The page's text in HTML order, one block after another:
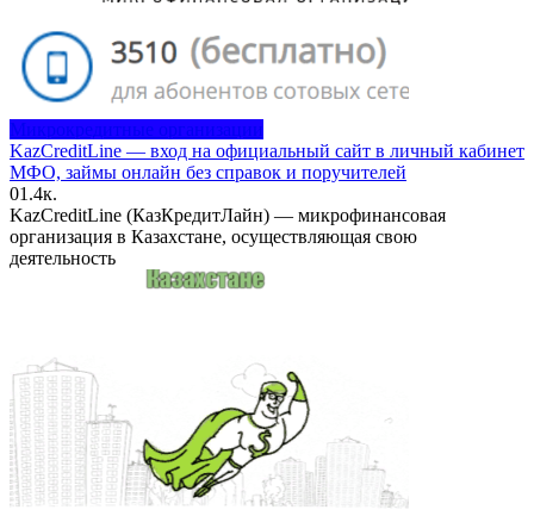
Микрокредитные организации
KazCreditLine — вход на официальный сайт в личный кабинет
МФО, займы онлайн без справок и поручителей
01.4к.
KazCreditLine (КазКредитЛайн) — микрофинансовая
организация в Казахстане, осуществляющая свою
деятельность